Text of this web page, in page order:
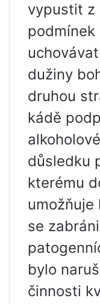
vypustit z
podmínek
dužiny
druhou
kádě
důsledku
kterému
se
bylo
činnosti